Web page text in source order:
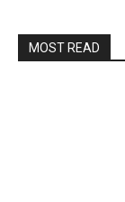
MOST READ